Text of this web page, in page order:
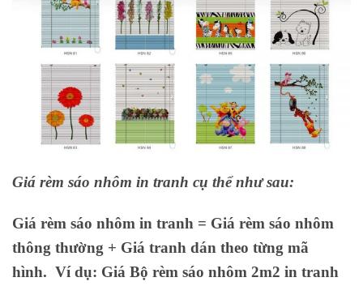
Giá rèm sáo nhôm in tranh cụ thể như sau:
Giá rèm sáo nhôm in tranh = Giá rèm sáo nhôm
thông thường + Giá tranh dán theo từng mã
hình. Ví dụ: Giá Bộ rèm sáo nhôm 2m2 in tranh